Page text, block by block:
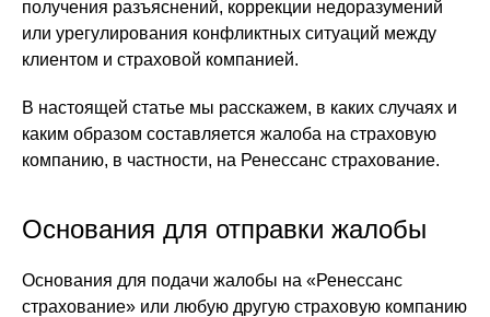
получения разъяснений, коррекции недоразумений
или урегулирования конфликтных ситуаций между
клиентом и страховой компанией.
В настоящей статье мы расскажем, в каких случаях и
каким образом составляется жалоба на страховую
компанию, в частности, на Ренессанс страхование.
Основания для отправки жалобы
Основания для подачи жалобы на «Ренессанс
страхование» или любую другую страховую компанию